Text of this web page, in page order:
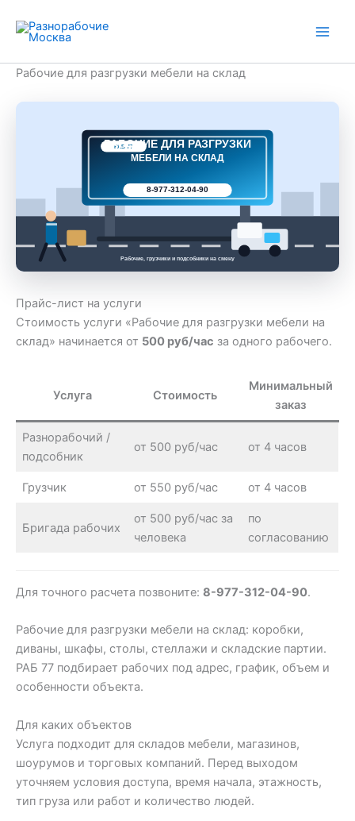
содержимому
Рабочие для разгрузки мебели на склад
РАБ 77
РАБОЧИЕ ДЛЯ РАЗГРУЗКИ
МЕБЕЛИ НА СКЛАД
8-977-312-04-90
Рабочие, грузчики и подсобники на смену
Прайс-лист на услуги
Стоимость услуги «Рабочие для разгрузки мебели на
склад» начинается от 500 руб/час за одного рабочего.
Услуга Стоимость
Минимальный
заказ
Разнорабочий /
подсобник
от 500 руб/час от 4 часов
Грузчик от 550 руб/час от 4 часов
Бригада рабочих
от 500 руб/час за
человека
по
согласованию
Для точного расчета позвоните: 8-977-312-04-90.
Рабочие для разгрузки мебели на склад: коробки,
диваны, шкафы, столы, стеллажи и складские партии.
РАБ 77 подбирает рабочих под адрес, график, объем и
особенности объекта.
Для каких объектов
Услуга подходит для складов мебели, магазинов,
шоурумов и торговых компаний. Перед выходом
уточняем условия доступа, время начала, этажность,
тип груза или работ и количество людей.